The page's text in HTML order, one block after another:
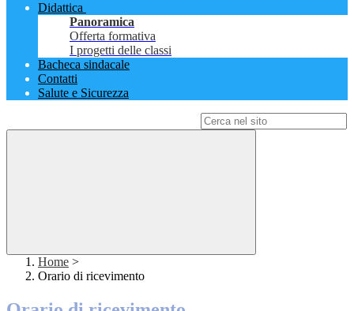
Didattica
Panoramica
Offerta formativa
I progetti delle classi
Bacheca sindacale
Contatti
Salute e Sicurezza
Home >
Orario di ricevimento